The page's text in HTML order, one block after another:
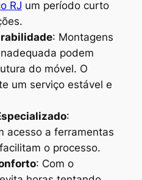
RJ um período curto
: Montagens
podem
do móvel. O
um serviço estável e
:
acesso a ferramentas
o processo.
: Com o